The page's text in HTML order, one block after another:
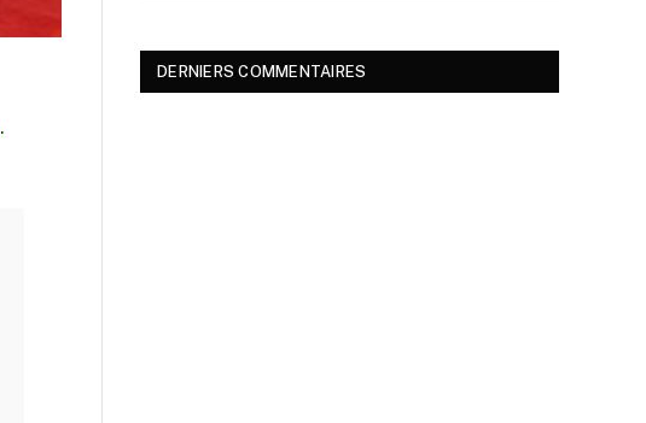
.
DERNIERS COMMENTAIRES